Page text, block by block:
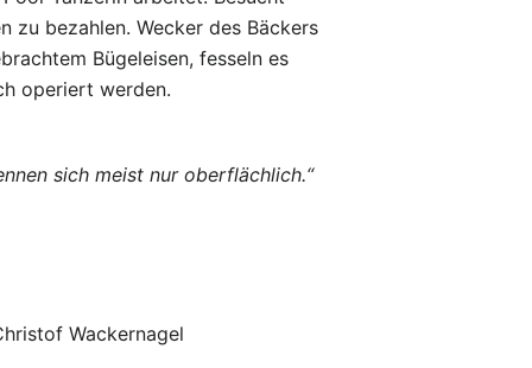
zu bezahlen. Wecker des Bäckers
Bügeleisen, fesseln es
operiert werden.
sich meist nur oberflächlich.“
Wackernagel